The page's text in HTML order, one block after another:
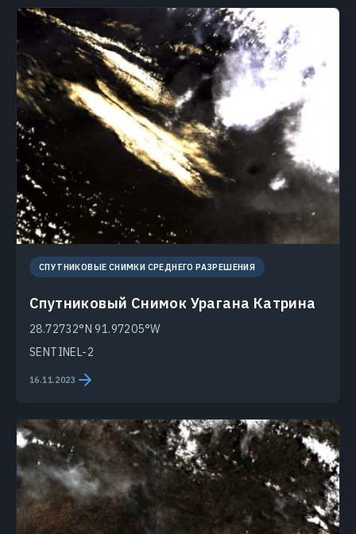
СПУТНИКОВЫЕ СНИМКИ СРЕДНЕГО РАЗРЕШЕНИЯ
Спутниковый Снимок Урагана Катрина
28.72732°N 91.97205°W
SENTINEL-2
16.11.2023